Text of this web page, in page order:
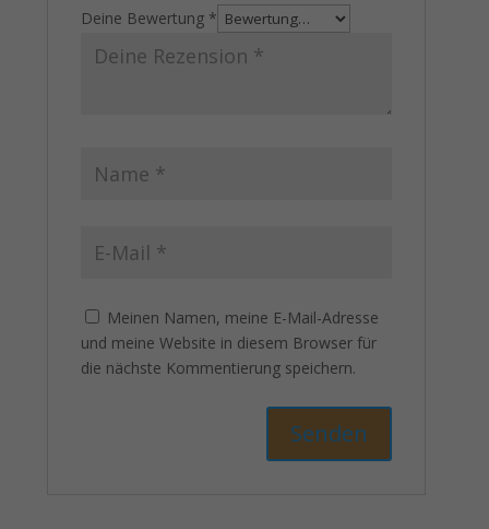
Deine Bewertung *
Meinen Namen, meine E-Mail-Adresse
und meine Website in diesem Browser für
die nächste Kommentierung speichern.